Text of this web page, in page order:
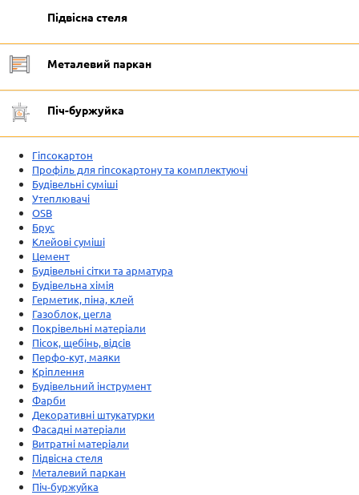
Підвісна стеля
Металевий паркан
Піч-буржуйка
Гіпсокартон
Профіль для гіпсокартону та комплектуючі
Будівельні суміші
Утеплювачі
OSB
Брус
Клейові суміші
Цемент
Будівельні сітки та арматура
Будівельна хімія
Герметик, піна, клей
Газоблок, цегла
Покрівельні матеріали
Пісок, щебінь, відсів
Перфо-кут, маяки
Кріплення
Будівельний інструмент
Фарби
Декоративні штукатурки
Фасадні матеріали
Витратні матеріали
Підвісна стеля
Металевий паркан
Піч-буржуйка